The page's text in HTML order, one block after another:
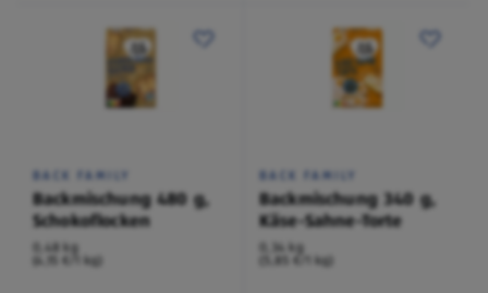
BACK FAMILY
Backmischung 480 g,
Schokoflocken
0,48 kg
(4,15 €/1 kg)
BACK FAMILY
Backmischung 340 g,
Käse-Sahne-Torte
0,34 kg
(5,85 €/1 kg)